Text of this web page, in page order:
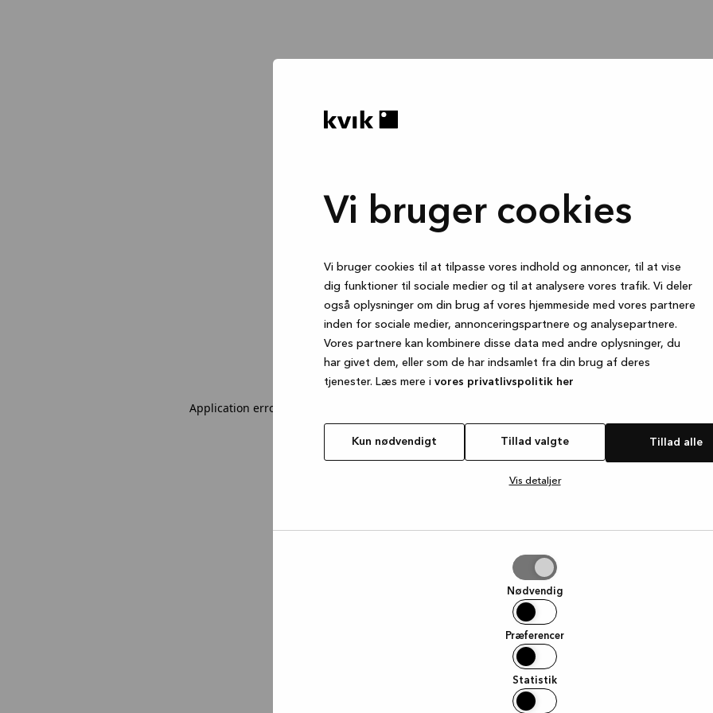
Vi bruger cookies
Vi bruger cookies til at tilpasse vores indhold og annoncer, til at vise
dig funktioner til sociale medier og til at analysere vores trafik. Vi deler
også oplysninger om din brug af vores hjemmeside med vores partnere
inden for sociale medier, annonceringspartnere og analysepartnere.
Vores partnere kan kombinere disse data med andre oplysninger, du
har givet dem, eller som de har indsamlet fra din brug af deres
tjenester. Læs mere i vores privatlivspolitik her
Kun nødvendigt Tillad valgte Tillad alle
Vis detaljer
Nødvendig
Præferencer
Statistik
Application error: a client-side exception has occurred (see the